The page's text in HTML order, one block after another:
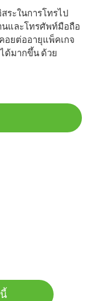
ระในการโทรไป
นและโทรศัพท์มือถือ
อยต่ออายุแพ็คเกจ
ด้มากขึ้น ด้วย